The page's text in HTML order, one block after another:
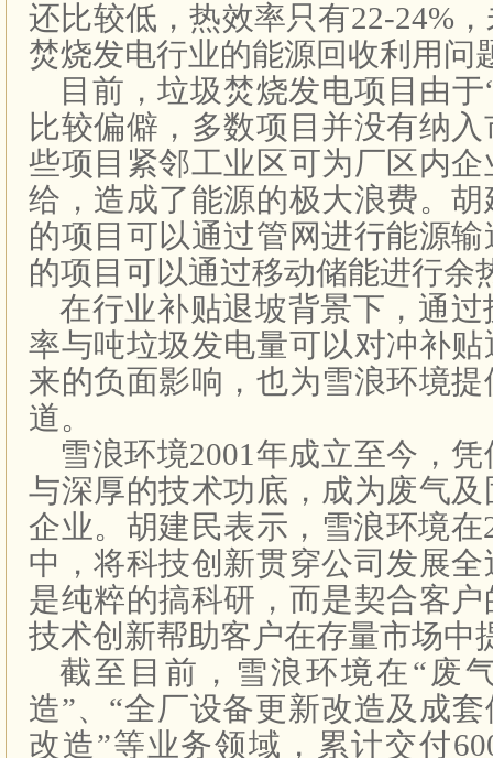
还比较低，热效率只有22-24%
焚烧发电行业的能源回收利用问
目前，垃圾焚烧发电项目由
比较偏僻，多数项目并没有纳
些项目紧邻工业区可为厂区内
给，造成了能源的极大浪费。
的项目可以通过管网进行能源
的项目可以通过移动储能进行余
在行业补贴退坡背景下，通
率与吨垃圾发电量可以对冲补
来的负面影响，也为雪浪环境
道。
雪浪环境2001年成立至今，
与深厚的技术功底，成为废气
企业。胡建民表示，雪浪环境
中，将科技创新贯穿公司发展
是纯粹的搞科研，而是契合客
技术创新帮助客户在存量市场中
截至目前，雪浪环境在“废
造”、“全厂设备更新改造及成
改造”等业务领域，累计交付